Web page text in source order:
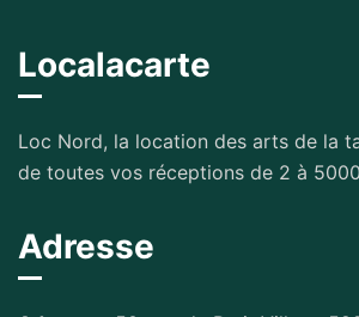
Localacarte
Loc Nord, la location des arts de la
de toutes vos réceptions de 2 à
Adresse